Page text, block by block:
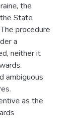
the
State
procedure
a
neither it
ambiguous
as the